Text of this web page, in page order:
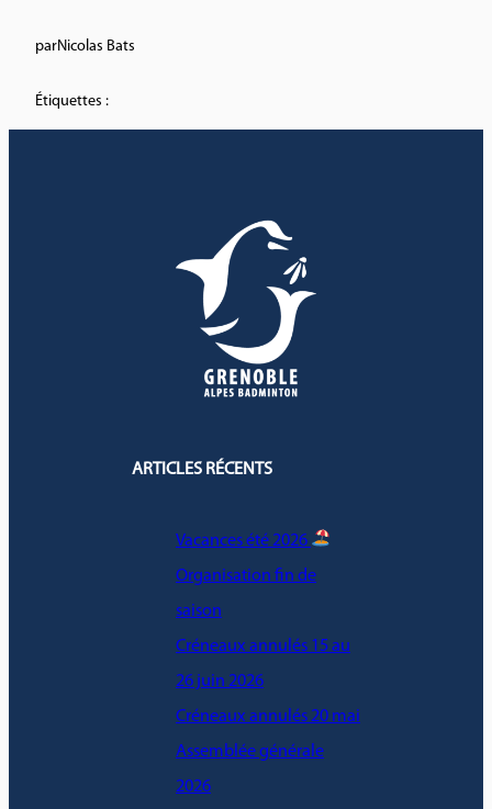
parNicolas Bats
Étiquettes :
ARTICLES RÉCENTS
Vacances été 2026
Organisation fin de
saison
Créneaux annulés 15 au
26 juin 2026
Créneaux annulés 20 mai
Assemblée générale
2026